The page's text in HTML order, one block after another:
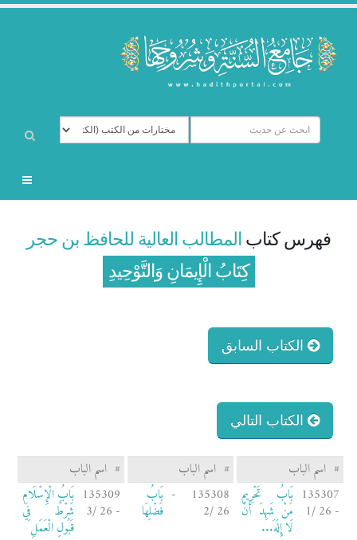
فهرس كتاب المطالب العالية للحافظ بن حجر
كِتَابُ الْإِيمَانِ وَالتَّوْحِيدِ
الكتاب السابق
الكتاب التالي
# اسم الباب # اسم الباب # اسم الباب
135307
- 26 /1
بَابُ تَحْرِيمِ
مَنْ شَهِدَ أَنْ
لَا إِلَهَ...
135308 -
26 /2
بَابُ
فَضْلِهَا
135309
- 26 /3
بَابُ الْإِسْلَامِ
شَرْطٌ فِي
قَبُولِ الْعَمَلِ